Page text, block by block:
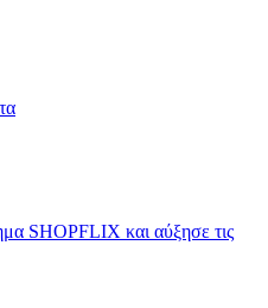
SHOPFLIX και αύξησε τις